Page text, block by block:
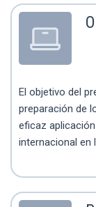
El objetivo del
preparación de
eficaz
internacional en